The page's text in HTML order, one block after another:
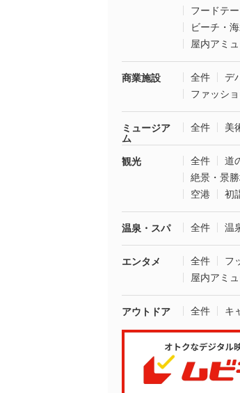
フードテ
ビーチ・
屋内アミ
商業施設 全件 デ
ファッシ
ミュージア
ム
全件 美
観光 全件 道
絶景・景
空港
初
温泉・スパ 全件 温
エンタメ 全件 フ
屋内アミ
アウトドア 全件 キ